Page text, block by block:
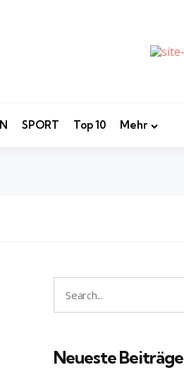
SPORT Top 10 Mehr
Search
for:
Neueste Beiträge